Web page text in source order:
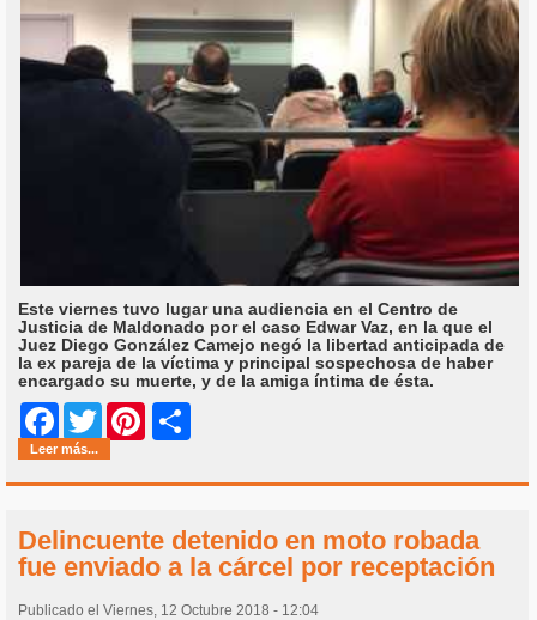
Este viernes tuvo lugar una audiencia en el Centro de
Justicia de Maldonado por el caso Edwar Vaz, en la que el
Juez Diego González Camejo negó la libertad anticipada de
la ex pareja de la víctima y principal sospechosa de haber
encargado su muerte, y de la amiga íntima de ésta.
Facebook
Twitter Pinterest
Leer más...
Delincuente detenido en moto robada
fue enviado a la cárcel por receptación
Publicado el Viernes, 12 Octubre 2018 - 12:04